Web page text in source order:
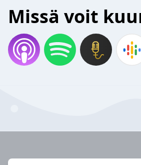
Missä voit